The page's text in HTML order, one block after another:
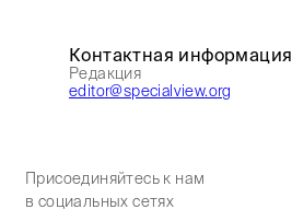
Контактная информация
Редакция
editor@specialview.org
Присоединяйтесь к нам
в социальных сетях